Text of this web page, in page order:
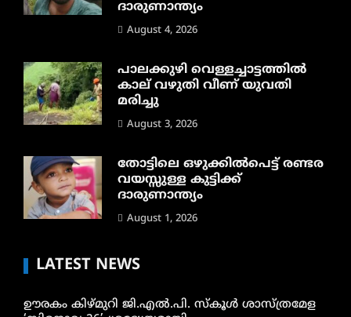
ദാരുണാന്ത്യം
August 4, 2026
പാലക്കുഴി വെള്ളച്ചാട്ടത്തില്‍
കാല് വഴുതി വീണ് യുവതി
മരിച്ചു
August 3, 2026
തോട്ടിലെ ഒഴുക്കിൽപെട്ട് രണ്ടര
വയസ്സുള്ള കുട്ടിക്ക്
ദാരുണാന്ത്യം
August 1, 2026
LATEST NEWS
ഊരകം കിഴ്മുറി ജി.എൽ.പി. സ്കൂൾ ശാസ്ത്രമേള